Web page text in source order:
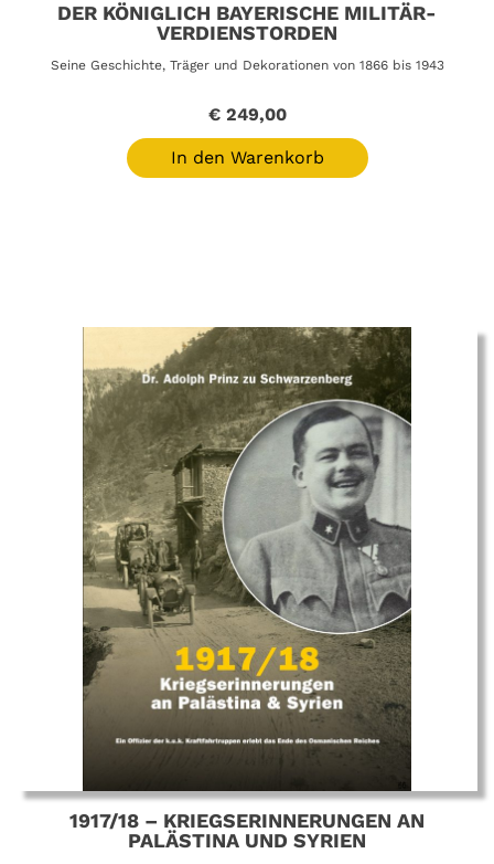
DER KÖNIGLICH BAYERISCHE MILITÄR-
VERDIENSTORDEN
Seine Geschichte, Träger und Dekorationen von 1866 bis 1943
€ 249,00
In den Warenkorb
1917/18 – KRIEGSERINNERUNGEN AN
PALÄSTINA UND SYRIEN